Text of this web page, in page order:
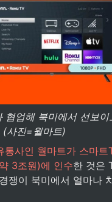
협업해 북미에서 선보
(사진=월마트)
사인 월마트가 스마트
3조원)에 인수한 것은
쟁이 북미에서 얼마나